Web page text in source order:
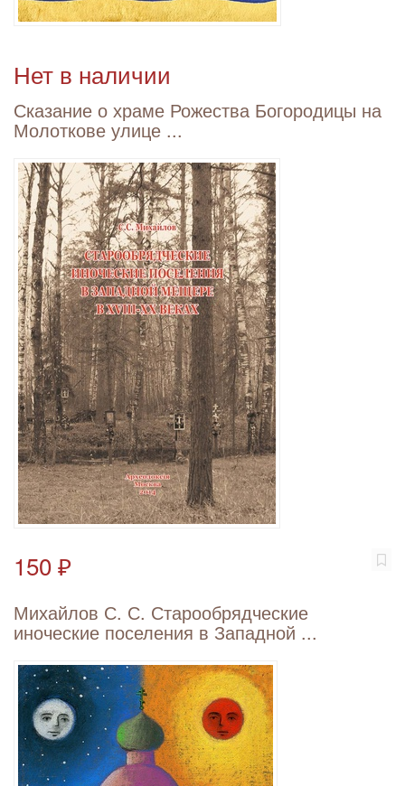
Нет в наличии
Сказание о храме Рожества Богородицы на
Молоткове улице ...
150 ₽
Михайлов С. С. Старообрядческие
иноческие поселения в Западной ...